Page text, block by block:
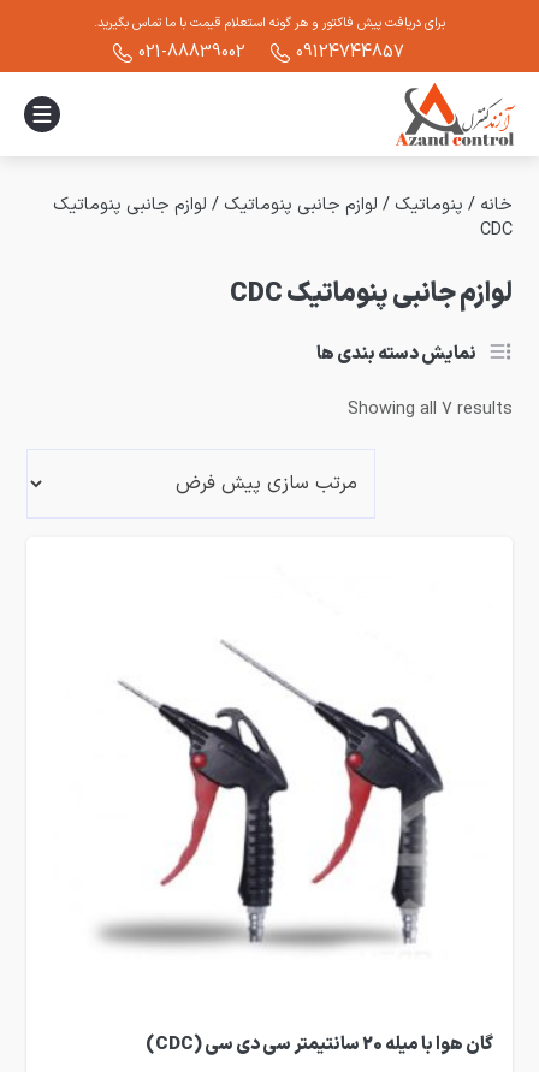
برای دریافت پیش فاکتور و هر گونه استعلام قیمت با ما تماس بگیرید.
09124744857
021-88839002
خانه / پنوماتیک / لوازم جانبی پنوماتیک / لوازم جانبی پنوماتیک
CDC
لوازم جانبی پنوماتیک CDC
نمایش دسته بندی ها
Showing all 7 results
گان هوا با میله 20 سانتیمتر سی دی سی (CDC)